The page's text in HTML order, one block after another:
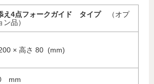
え4点フォークガイド タイプ（オプ
ン品）
× 高さ 80 (mm)
mm